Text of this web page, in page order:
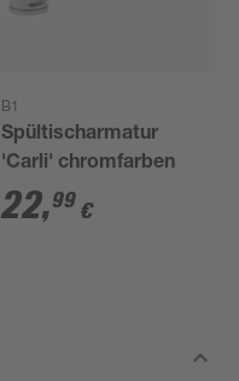
B1
Spültischarmatur
'Carli' chromfarben
22,99 €